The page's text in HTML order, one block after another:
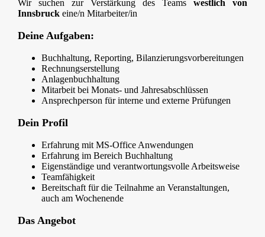
Wir suchen zur Verstärkung des Teams westlich von
Innsbruck eine/n Mitarbeiter/in
Deine Aufgaben:
Buchhaltung, Reporting, Bilanzierungsvorbereitungen
Rechnungserstellung
Anlagenbuchhaltung
Mitarbeit bei Monats- und Jahresabschlüssen
Ansprechperson für interne und externe Prüfungen
Dein Profil
Erfahrung mit MS-Office Anwendungen
Erfahrung im Bereich Buchhaltung
Eigenständige und verantwortungsvolle Arbeitsweise
Teamfähigkeit
Bereitschaft für die Teilnahme an Veranstaltungen,
auch am Wochenende
Das Angebot